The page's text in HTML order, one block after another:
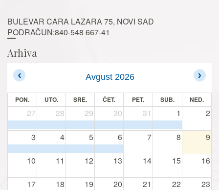
BULEVAR CARA LAZARA 75, NOVI SAD
PODRAČUN:840-548 667-41
Arhiva
Avgust 2026
PON. UTO. SRE. ČET. PET. SUB. NED.
27 28 29 30 31 1 2
3 4 5 6 7 8 9
10 11 12 13 14 15 16
17 18 19 20 21 22 23